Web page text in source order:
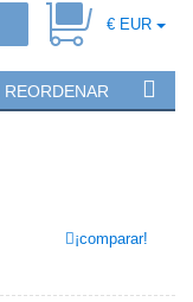
€ EUR
REORDENAR
¡comparar!